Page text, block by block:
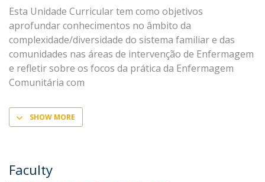
Esta Unidade Curricular tem como objetivos
aprofundar conhecimentos no âmbito da
complexidade/diversidade do sistema familiar e das
comunidades nas áreas de intervenção de Enfermagem
e refletir sobre os focos da prática da Enfermagem
Comunitária com
SHOW MORE
Faculty